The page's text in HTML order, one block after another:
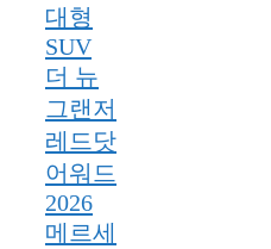
대형
SUV
더 뉴
그랜저
레드닷
어워드
2026
메르세